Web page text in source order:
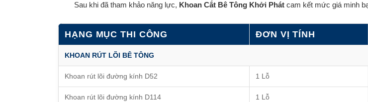
Sau khi đã tham khảo năng lực, Khoan Cắt Bê Tông Khởi Phát cam kết mức giá minh
HẠNG MỤC THI CÔNG ĐƠN VỊ TÍNH
KHOAN RÚT LÕI BÊ TÔNG
Khoan rút lõi đường kính D52 1 Lỗ
Khoan rút lõi đường kính D114 1 Lỗ